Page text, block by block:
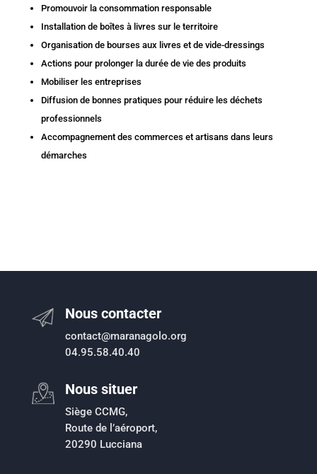
Promouvoir la consommation responsable
Installation de boîtes à livres sur le territoire
Organisation de bourses aux livres et de vide-dressings
Actions pour prolonger la durée de vie des produits
Mobiliser les entreprises
Diffusion de bonnes pratiques pour réduire les déchets
professionnels
Accompagnement des commerces et artisans dans leurs
démarches
Nous contacter
contact@maranagolo.org
04.95.58.40.40
Nous situer
Siège CCMG,
Route de l’aéroport,
20290 Lucciana